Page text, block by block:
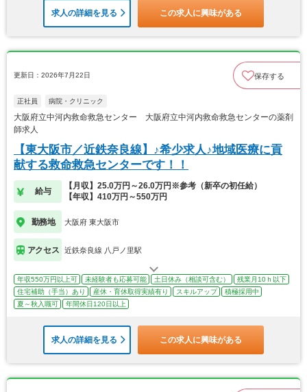
求人の詳細を見る この求人に興味がある
更新日：2026年7月22日 保存する
正社員 病院・クリニック
大阪府立中河内救命救急センター 大阪府立中河内救命救急センターの薬剤
師求人
【東大阪市／近鉄奈良線】♪希少求人♪地域医療に貢
献する救命救急センターです！！
給与
【月収】25.0万円～26.0万円※参考（新卒の初任給）
【年収】410万円～550万円
勤務地 大阪府 東大阪市
アクセス 近鉄奈良線 八戸ノ里駅
年収550万円以上可 未経験者も応募可能 土日休み（相談可含む）
残業月10ｈ以下
住宅補助（手当）あり
産休・育休取得実績有り スキルアップ
積極採用中
夏～秋入職可
年間休日120日以上
求人の詳細を見る この求人に興味がある